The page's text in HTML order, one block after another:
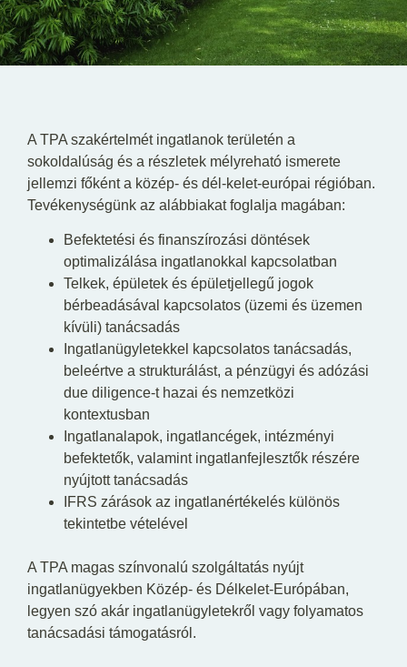
HU
EN DE
A TPA szakértelmét ingatlanok területén a
sokoldalúság és a részletek mélyreható ismerete
jellemzi főként a közép- és dél-kelet-európai régióban.
Tevékenységünk az alábbiakat foglalja magában:
Befektetési és finanszírozási döntések
optimalizálása ingatlanokkal kapcsolatban
Telkek, épületek és épületjellegű jogok
bérbeadásával kapcsolatos (üzemi és üzemen
kívüli) tanácsadás
Ingatlanügyletekkel kapcsolatos tanácsadás,
beleértve a strukturálást, a pénzügyi és adózási
due diligence-t hazai és nemzetközi
kontextusban
Ingatlanalapok, ingatlancégek, intézményi
befektetők, valamint ingatlanfejlesztők részére
nyújtott tanácsadás
IFRS zárások az ingatlanértékelés különös
tekintetbe vételével
A TPA magas színvonalú szolgáltatás nyújt
ingatlanügyekben Közép- és Délkelet-Európában,
legyen szó akár ingatlanügyletekről vagy folyamatos
tanácsadási támogatásról.